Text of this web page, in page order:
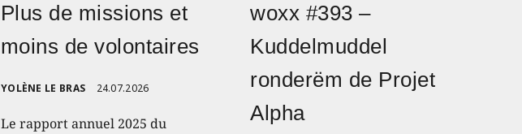
Plus de missions et
moins de volontaires
YOLÈNE LE BRAS 24.07.2026
Le rapport annuel 2025 du
woxx #393 –
Kuddelmuddel
ronderëm de Projet
Alpha